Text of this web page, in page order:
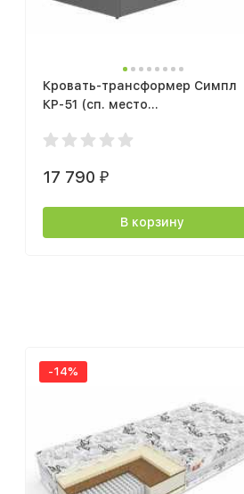
Кровать-трансформер Симпл
КР-51 (сп. место
17 790₽
В корзину
-14%